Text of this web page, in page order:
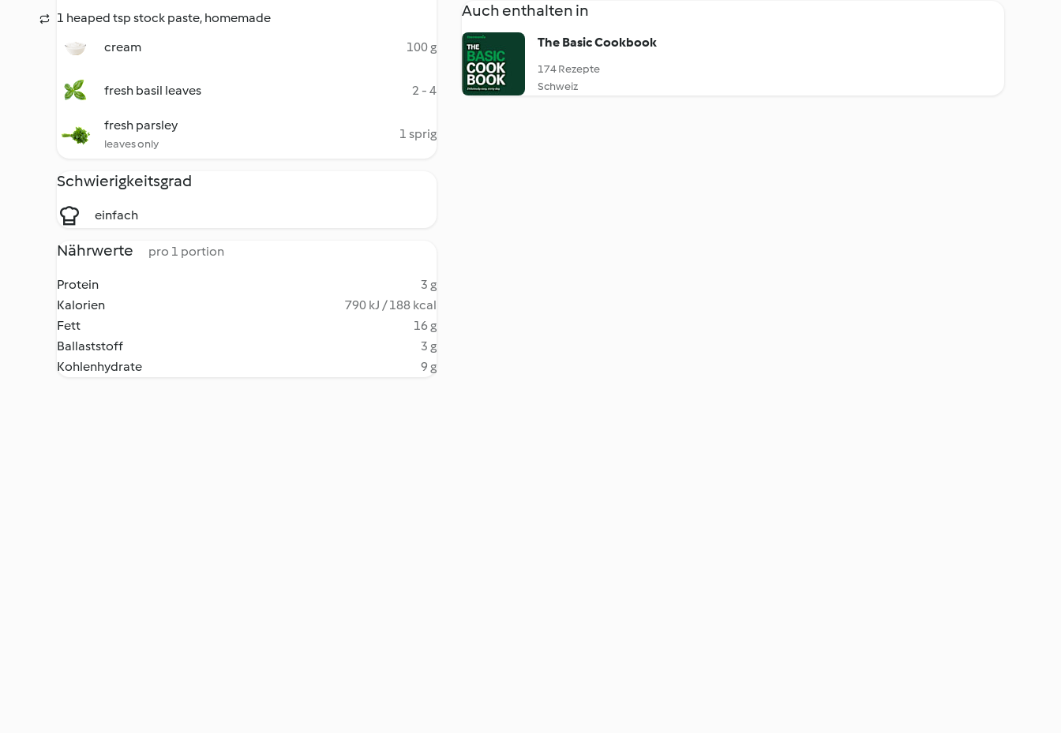
1 heaped tsp stock paste, homemade
cream
100 g
fresh basil leaves 2 - 4
fresh parsley
leaves only
1 sprig
Schwierigkeitsgrad
einfach
Nährwerte pro 1 portion
Protein
3 g
Kalorien
790 kJ / 188 kcal
Fett
16 g
Ballaststoff
3 g
Kohlenhydrate
9 g
Auch enthalten in
The Basic Cookbook
174 Rezepte
Schweiz